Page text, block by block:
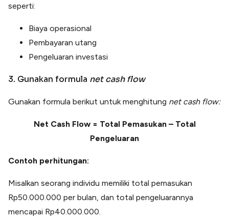
seperti:
Biaya operasional
Pembayaran utang
Pengeluaran investasi
3. Gunakan formula net cash flow
Gunakan formula berikut untuk menghitung net cash flow:
Net Cash Flow = Total Pemasukan – Total
Pengeluaran
Contoh perhitungan:
Misalkan seorang individu memiliki total pemasukan
Rp50.000.000 per bulan, dan total pengeluarannya
mencapai Rp40.000.000.